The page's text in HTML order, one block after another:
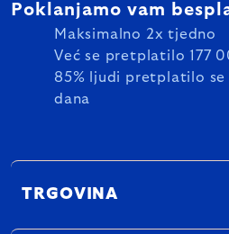
Poklanjamo vam
Maksimalno 2x tjedno
Već se pretplatilo 177
85% ljudi pretplatilo se
dana
TRGOVINA